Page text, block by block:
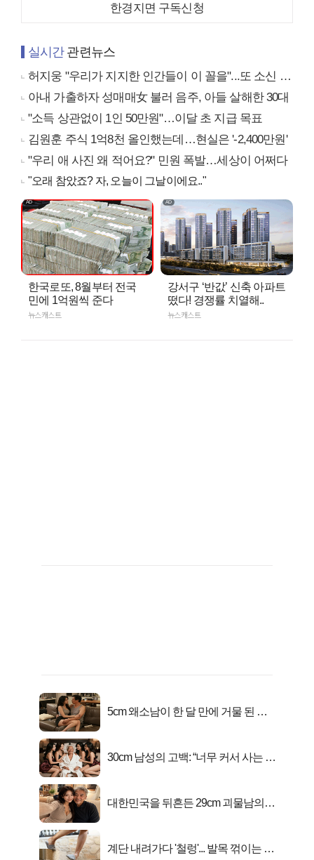
한경지면 구독신청
실시간관련뉴스
허지웅 "우리가 지지한 인간들이 이 꼴을"...또 소신 발언
아내 가출하자 성매매女 불러 음주, 아들 살해한 30대
"소득 상관없이 1인 50만원"…이달 초 지급 목표
김원훈 주식 1억8천 올인했는데…현실은 '-2,400만원'
"우리 애 사진 왜 적어요?" 민원 폭발…세상이 어쩌다
"오래 참았죠? 자, 오늘이 그날이에요.."
한국로또, 8월부터 전국
민에 1억원씩 준다
뉴스캐스트
강서구 ‘반값’ 신축 아파트
떴다! 경쟁률 치열해..
뉴스캐스트
5cm 왜소남이 한 달 만에 거물 된 사
30cm 남성의 고백: “너무 커서 사는 게
대한민국을 뒤흔든 29cm 괴물남의
계단 내려가다 '철렁'... 발목 꺾이는 이